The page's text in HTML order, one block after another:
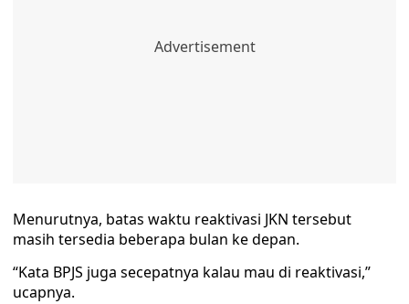
Menurutnya, batas waktu reaktivasi JKN tersebut
masih tersedia beberapa bulan ke depan.
“Kata BPJS juga secepatnya kalau mau di reaktivasi,”
ucapnya.